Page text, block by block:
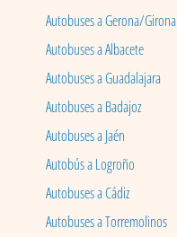
Autobuses a Gerona/Girona
Autobuses a Albacete
Autobuses a Guadalajara
Autobuses a Badajoz
Autobuses a Jaén
Autobús a Logroño
Autobuses a Cádiz
Autobuses a Torremolinos